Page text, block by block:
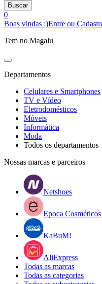
Buscar
0
Boas vindas :)Entre ou
Tem no Magalu
Departamentos
Celulares e Smartphones
TV e Vídeo
Eletrodomésticos
Móveis
Informática
Moda
Todos os departamentos
Nossas marcas e parceiros
Netshoes
Epoca Cosméticos
KaBuM!
AliExpress
Todas as marcas
Todas as categorias